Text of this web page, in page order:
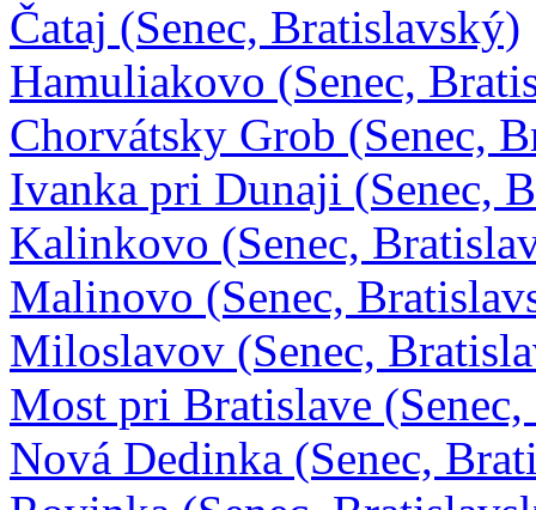
Čataj (Senec, Bratislavský)
Hamuliakovo (Senec,
Chorvátsky Grob (Senec,
Ivanka pri Dunaji (Senec,
Kalinkovo (Senec,
Malinovo (Senec,
Miloslavov (Senec,
Most pri Bratislave
Nová Dedinka (Senec,